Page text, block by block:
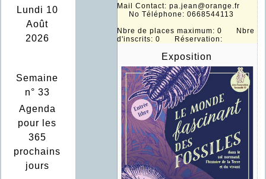
Lundi 10
Août
2026
Semaine
n° 33
Agenda
pour les
365
prochains
jours
Mail Contact: pa.jean@orange.fr
No Téléphone: 0668544113
Nbre de places maximum: 0 Nbre
d'inscrits: 0 Réservation:
Exposition